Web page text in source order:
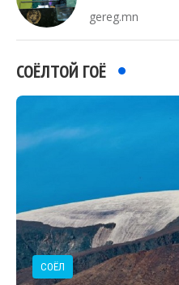
gereg.mn
СОЁЛТОЙ ГОЁ
СОЁЛ